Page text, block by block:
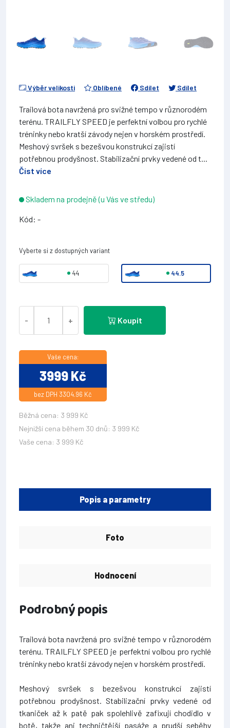
Výběr velikosti Oblíbené Sdílet Sdílet
Trailová bota navržená pro svižné tempo v různorodém
terénu. TRAILFLY SPEED je perfektní volbou pro rychlé
tréninky nebo kratší závody nejen v horském prostředí.
Meshový svršek s bezešvou konstrukcí zajistí
potřebnou prodyšnost. Stabilizační prvky vedené od t...
Číst více
Skladem na prodejně (u Vás ve středu)
Kód: -
Vyberte si z dostupných variant
44 44.5
Vaše cena:
3999 Kč
bez DPH 3304.96 Kč
- + Koupit
Běžná cena: 3 999 Kč
Nejnižší cena během 30 dnů: 3 999 Kč
Vaše cena: 3 999 Kč
Popis a parametry
Foto
Hodnocení
Podrobný popis
Trailová bota navržená pro svižné tempo v různorodém
terénu. TRAILFLY SPEED je perfektní volbou pro rychlé
tréninky nebo kratší závody nejen v horském prostředí.
Meshový svršek s bezešvou konstrukcí zajistí
potřebnou prodyšnost. Stabilizační prvky vedené od
tkaniček až k patě pak spolehlivě zafixují chodidlo v
botě, takže ani techničtější pasáže a prudší seběhy